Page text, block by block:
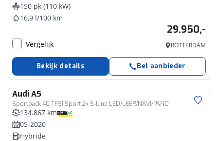
150 pk (110 kW)
16,9 l/100 km
29.950,-
Vergelijk ROTTERDAM
Bekijk details Bel aanbieder
AudiA5
Sportback 40 TFSI Sport 2x S-Line LED/LEER/NAVI/PANO
134.867 km
05-2020
Hybride